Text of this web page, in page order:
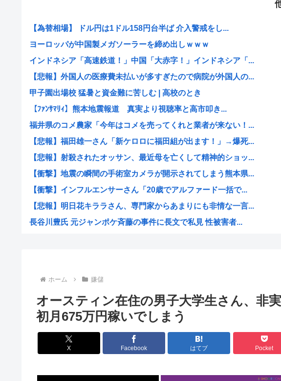
【為替相場】 ドル円は1ドル158円台半ば 介入警戒をし...
ヨーロッパが中国製メガソーラーを締め出しｗｗｗ
インドネシア「高速鉄道！」中国「大赤字！」インドネシア「...
【悲報】外国人の医療費未払いが多すぎたので病院が外国人の...
甲子園出場校 猛暑と資金難に苦しむ | 高校のとき
【ﾌｧﾝｻﾏﾘｨ】熊本地震報道 真実より視聴率と高市叩き...
福井県のコメ農家「今年はコメを売ってくれと業者が来ない！...
【悲報】福田雄一さん「新ケロロに福田組が出ます！」→爆死...
【悲報】射殺されたオッサン、最近母を亡くして精神的ショッ...
【衝撃】地震の瞬間の手術室カメラが開示されてしまう熊本県...
【衝撃】インフルエンサーさん「20歳でアルファード一括で...
【悲報】明日花キララさん、専門家からあまりにも非情な一言...
長谷川豊氏 元ジャンポケ斉藤の事件に長文で私見 性被害者...
工場夜勤ぼく「大谷翔平応援してるの？お前の人生に1ミリも...
ワイ「個人居酒屋だ！入ったろ」 店長「…いらっしゃぃ(ﾎ...
大日本帝国陸軍「侵攻できたとして、食糧どうすんだよ」大本...
【朗報】イギリス、タバコ販売禁止法案を可決www
ホーム 嫌儲
オースティン在住の男子大学生さん、非
初月675万円稼いでしまう
X Facebook はてブ Pocket